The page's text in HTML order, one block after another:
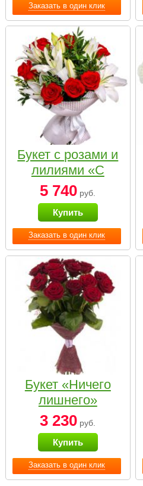
Заказать в один клик
Заказать в один клик
Букет с розами и
лилиями «С
наилучшими
пожеланиями»
5 740 руб.
Купить
Заказать в один клик
Букет «Ничего
лишнего»
3 230 руб.
Купить